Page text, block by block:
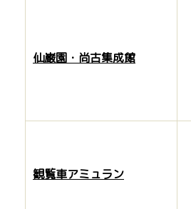
仙巌園・尚古集成館
観覧車アミュラン